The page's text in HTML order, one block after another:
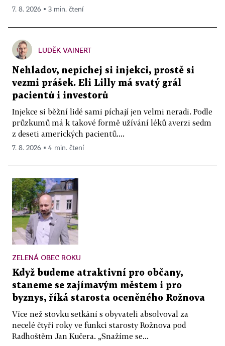
7. 8. 2026 ▪ 3 min. čtení
LUDĚK VAINERT
Nehladov, nepíchej si injekci, prostě si
vezmi prášek. Eli Lilly má svatý grál
pacientů i investorů
Injekce si běžní lidé sami píchají jen velmi neradi. Podle
průzkumů má k takové formě užívání léků averzi sedm
z deseti amerických pacientů....
7. 8. 2026 ▪ 4 min. čtení
ZELENÁ OBEC ROKU
Když budeme atraktivní pro občany,
staneme se zajímavým městem i pro
byznys, říká starosta oceněného Rožnova
Více než stovku setkání s obyvateli absolvoval za
necelé čtyři roky ve funkci starosty Rožnova pod
Radhoštěm Jan Kučera. „Snažíme se...